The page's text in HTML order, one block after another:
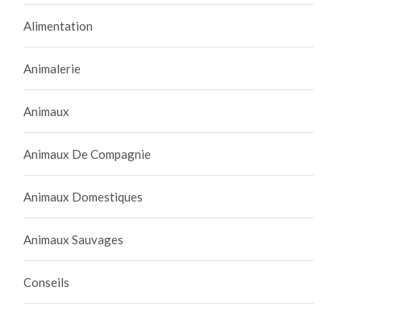
Alimentation
Animalerie
Animaux
Animaux De Compagnie
Animaux Domestiques
Animaux Sauvages
Conseils